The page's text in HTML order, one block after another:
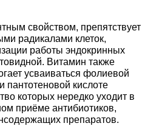
свойством, препятствует
радикалами клеток,
работы эндокринных
Витамин также
усваиваться фолиевой
пантотеновой кислоте
которых нередко уходит в
приёме антибиотиков,
препаратов.